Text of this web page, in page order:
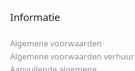
Informatie
Algemene voorwaarden
Algemene voorwaarden verhuur